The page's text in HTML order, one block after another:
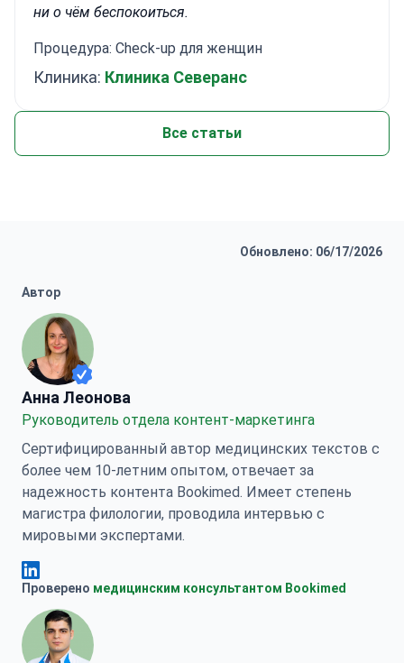
ни о чём беспокоиться.
Процедура: Check-up для женщин
Клиника: Клиника Северанс
Все статьи
Обновлено: 06/17/2026
Автор
Анна Леонова
Анна Леонова
Руководитель отдела контент-маркетинга
Сертифицированный автор медицинских текстов с
более чем 10-летним опытом, отвечает за
надежность контента Bookimed. Имеет степень
магистра филологии, проводила интервью с
мировыми экспертами.
Анна Леонова Linkedin
Проверено медицинским консультантом Bookimed